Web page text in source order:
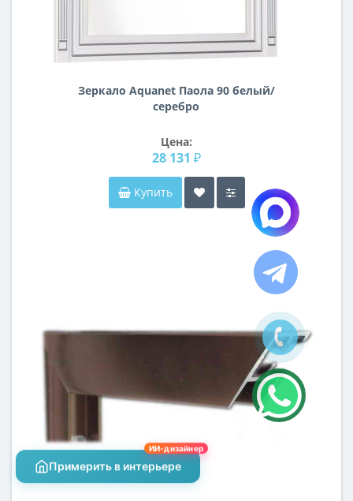
Зеркало Aquanet Паола 90 белый/
серебро
Цена:
28 131 ₽
Купить
Примерить в интерьере
ИИ-дизайнер